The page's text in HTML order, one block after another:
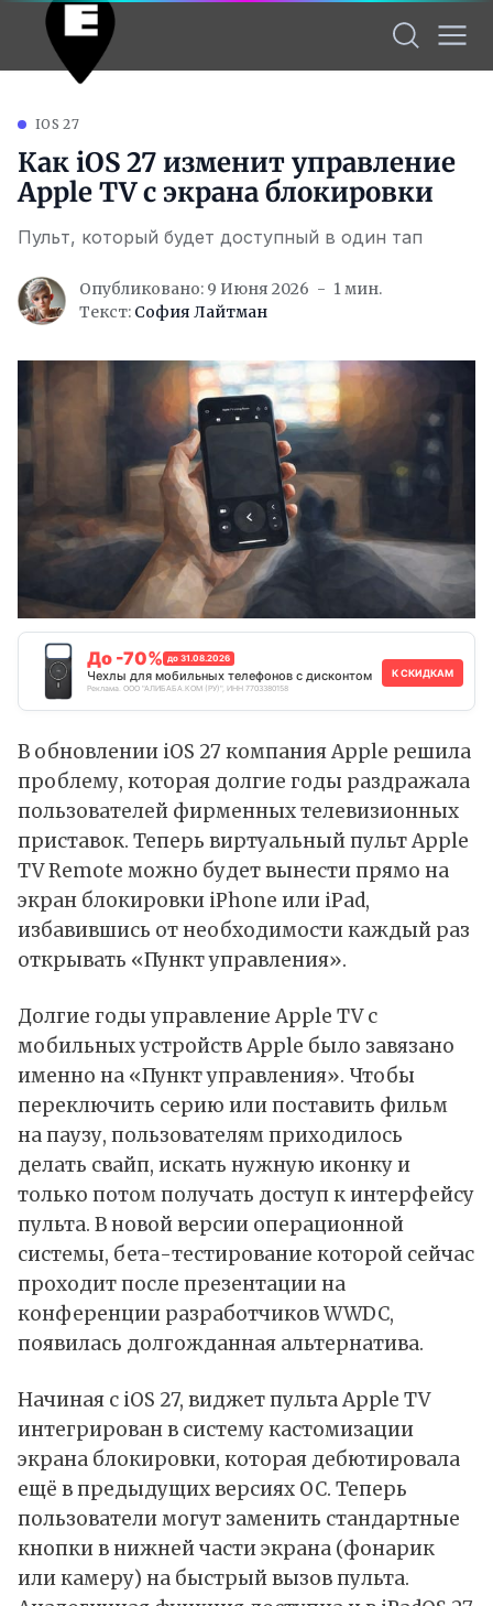
IOS 27
Как iOS 27 изменит управление
Apple TV с экрана блокировки
Пульт, который будет доступный в один тап
Опубликовано: 9 Июня 2026
1 мин.
Текст: София Лайтман
До -70% до 31.08.2026
Чехлы для мобильных телефонов с дисконтом
Реклама. ООО "АЛИБАБА.КОМ (РУ)", ИНН 7703380158
К СКИДКАМ
В обновлении iOS 27 компания Apple решила
проблему, которая долгие годы раздражала
пользователей фирменных телевизионных
приставок. Теперь виртуальный пульт Apple
TV Remote можно будет вынести прямо на
экран блокировки iPhone или iPad,
избавившись от необходимости каждый раз
открывать «Пункт управления».
Долгие годы управление Apple TV с
мобильных устройств Apple было завязано
именно на «Пункт управления». Чтобы
переключить серию или поставить фильм
на паузу, пользователям приходилось
делать свайп, искать нужную иконку и
только потом получать доступ к интерфейсу
пульта. В новой версии операционной
системы, бета-тестирование которой сейчас
проходит после презентации на
конференции разработчиков WWDC,
появилась долгожданная альтернатива.
Начиная с iOS 27, виджет пульта Apple TV
интегрирован в систему кастомизации
экрана блокировки, которая дебютировала
ещё в предыдущих версиях ОС. Теперь
пользователи могут заменить стандартные
кнопки в нижней части экрана (фонарик
или камеру) на быстрый вызов пульта.